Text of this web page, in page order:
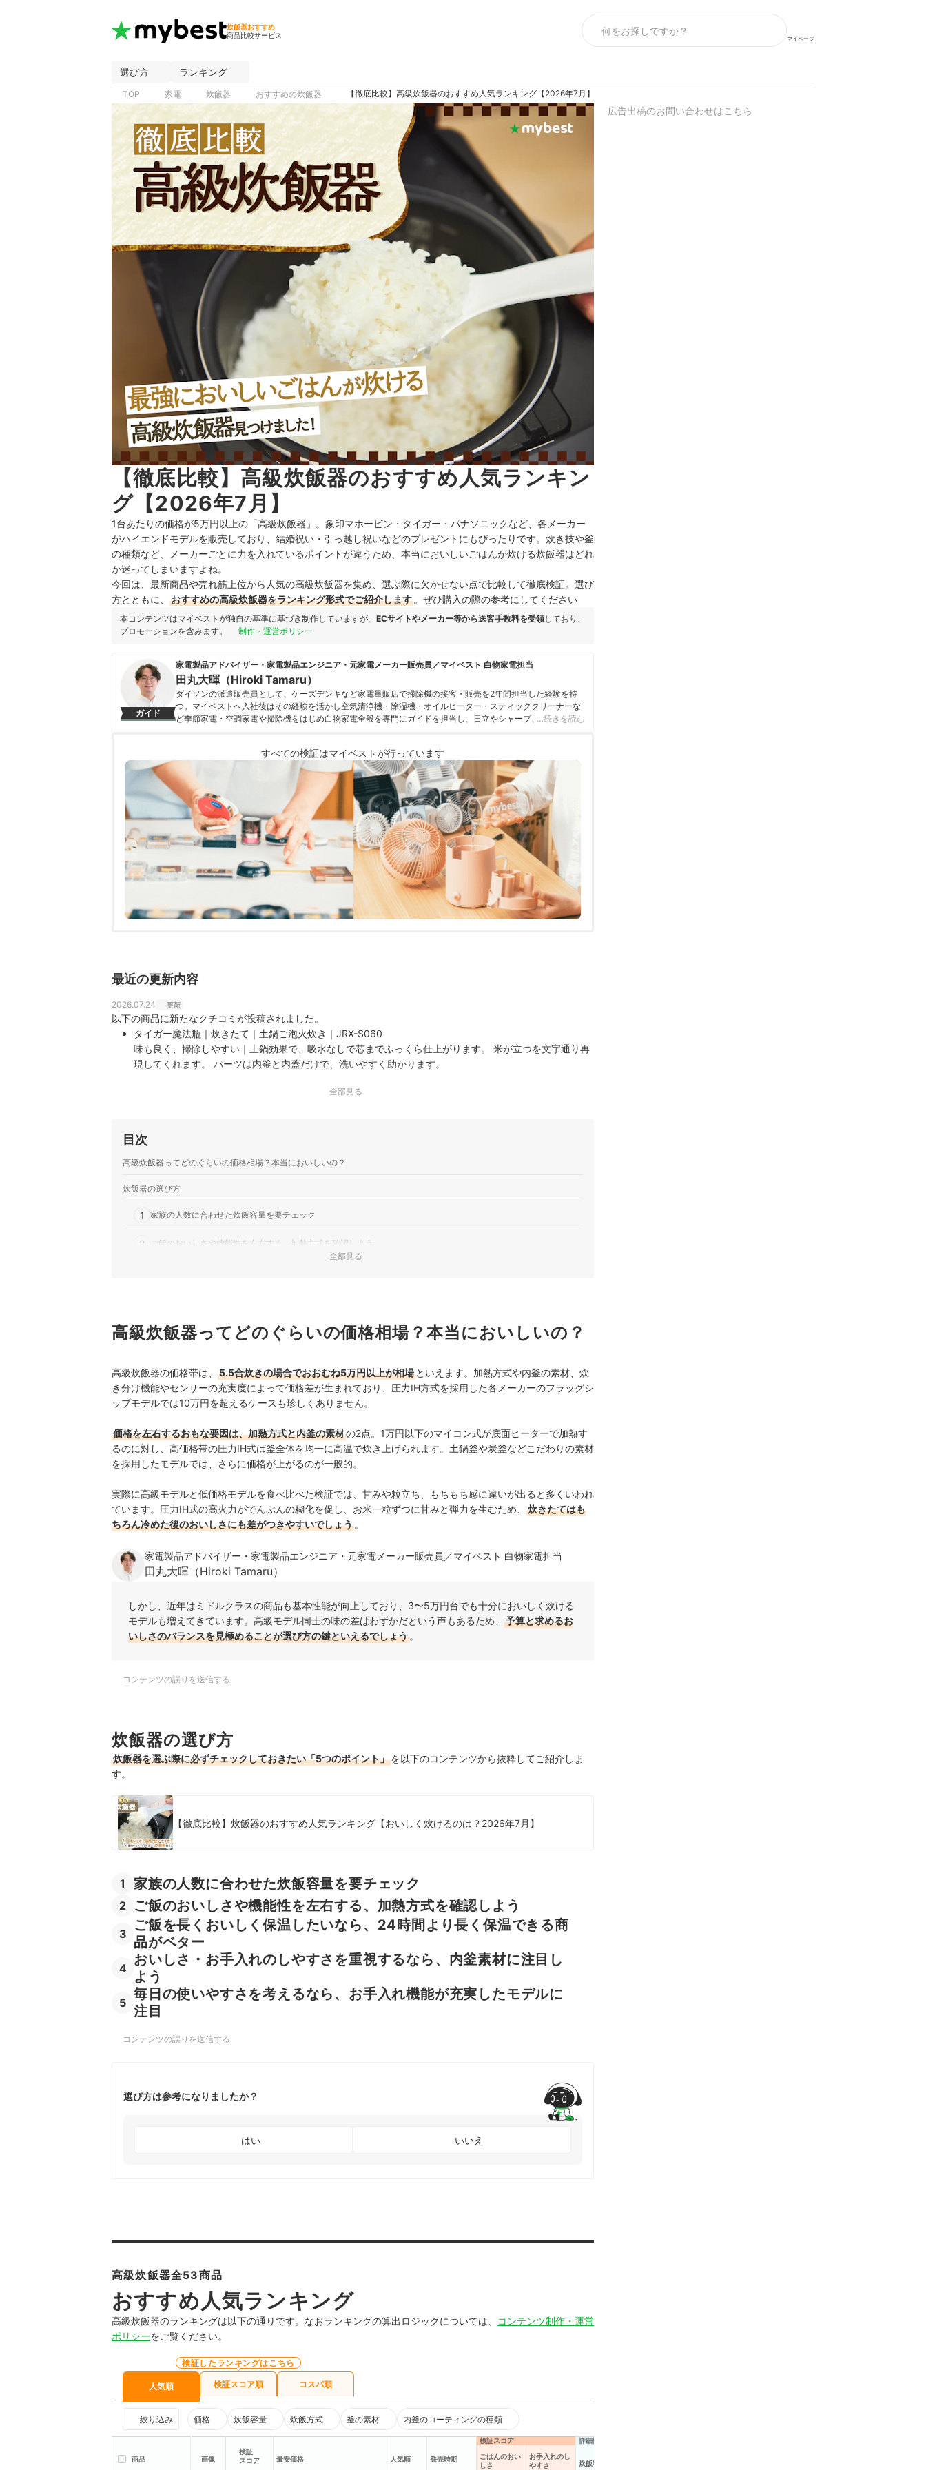
炊飯器おすすめ
商品比較サービス
マイページ
選び方 ランキング
TOP 家電 炊飯器 おすすめの炊飯器 【徹底比較】高級炊飯器のおすすめ人気ランキング【2026年7月】
【徹底比較】高級炊飯器のおすすめ人気ランキン
グ【2026年7月】
1台あたりの価格が5万円以上の「高級炊飯器」。象印マホービン・タイガー・パナソニックなど、各メーカー
がハイエンドモデルを販売しており、結婚祝い・引っ越し祝いなどのプレゼントにもぴったりです。炊き技や釜
の種類など、メーカーごとに力を入れているポイントが違うため、本当においしいごはんが炊ける炊飯器はどれ
か迷ってしまいますよね。
今回は、最新商品や売れ筋上位から人気の高級炊飯器を集め、選ぶ際に欠かせない点で比較して徹底検証。選び
方とともに、
おすすめの高級炊飯器をランキング形式でご紹介します 。ぜひ購入の際の参考にしてください
本コンテンツはマイベストが独自の基準に基づき制作していますが、 ECサイトやメーカー等から送客手数料を受領しており、
プロモーションを含みます。
制作・運営ポリシー
ガイド
家電製品アドバイザー・家電製品エンジニア・元家電メーカー販売員／マイベスト 白物家電担当
田丸大暉（Hiroki Tamaru）
ダイソンの派遣販売員として、ケーズデンキなど家電量販店で掃除機の接客・販売を2年間担当した経験を持
つ。マイベストへ入社後はその経験を活かし空気清浄機・除湿機・オイルヒーター・スティッククリーナーな
ど季節家電・空調家電や掃除機をはじめ白物家電全般を専門にガイドを担当し、日立やシャープ、パナソニッ
エネ性能やお手入れのしやすさまでひとつひとつ丁寧に確認しながらコンテンツ制作を行う。
田丸大暉（Hiroki Tamaru）のプロフィール
…続きを読む
すべての検証はマイベストが行っています
最近の更新内容
2026.07.24 更新
以下の商品に新たなクチコミが投稿されました。
タイガー魔法瓶｜炊きたて｜土鍋ご泡火炊き｜JRX-S060
味も良く、掃除しやすい｜土鍋効果で、吸水なしで芯までふっくら仕上がります。 米が立つを文字通り再
現してくれます。 パーツは内釜と内蓋だけで、洗いやすく助かります。
全部見る
目次
高級炊飯器ってどのぐらいの価格相場？本当においしいの？
炊飯器の選び方
1 家族の人数に合わせた炊飯容量を要チェック
2 ご飯のおいしさや機能性を左右する、加熱方式を確認しよう
5 毎日の使いやすさを考えるなら、お手入れ機能が充実したモデルに注目
売れ筋の人気高級炊飯器全10商品を徹底比較！
高級炊飯器の売れ筋ランキングもチェック！
全部見る
高級炊飯器ってどのぐらいの価格相場？本当においしいの？
高級炊飯器の価格帯は、 5.5合炊きの場合でおおむね5万円以上が相場 といえます。加熱方式や内釜の素材、炊
き分け機能やセンサーの充実度によって価格差が生まれており、圧力IH方式を採用した各メーカーのフラッグシ
ップモデルでは10万円を超えるケースも珍しくありません。
価格を左右するおもな要因は、加熱方式と内釜の素材の2点。1万円以下のマイコン式が底面ヒーターで加熱す
るのに対し、高価格帯の圧力IH式は釜全体を均一に高温で炊き上げられます。土鍋釜や炭釜などこだわりの素材
を採用したモデルでは、さらに価格が上がるのが一般的。
実際に高級モデルと低価格モデルを食べ比べた検証では、甘みや粒立ち、もちもち感に違いが出ると多くいわれ
ています。圧力IH式の高火力がでんぷんの糊化を促し、お米一粒ずつに甘みと弾力を生むため、
炊きたてはも
ちろん冷めた後のおいしさにも差がつきやすいでしょう 。
家電製品アドバイザー・家電製品エンジニア・元家電メーカー販売員／マイベスト 白物家電担当
田丸大暉（Hiroki Tamaru）
しかし、近年はミドルクラスの商品も基本性能が向上しており、3〜5万円台でも十分においしく炊ける
モデルも増えてきています。高級モデル同士の味の差はわずかだという声もあるため、
予算と求めるお
いしさのバランスを見極めることが選び方の鍵といえるでしょう 。
コンテンツの誤りを送信する
炊飯器の選び方
炊飯器を選ぶ際に必ずチェックしておきたい「5つのポイント」を以下のコンテンツから抜粋してご紹介しま
す。
【徹底比較】炊飯器のおすすめ人気ランキング【おいしく炊けるのは？2026年7月】
1 家族の人数に合わせた炊飯容量を要チェック
2 ご飯のおいしさや機能性を左右する、加熱方式を確認しよう
3
ご飯を長くおいしく保温したいなら、24時間より長く保温できる商
品がベター
4
おいしさ・お手入れのしやすさを重視するなら、内釜素材に注目し
よう
5
毎日の使いやすさを考えるなら、お手入れ機能が充実したモデルに
注目
コンテンツの誤りを送信する
選び方は参考になりましたか？
はい いいえ
高級炊飯器全53商品
おすすめ人気ランキング
高級炊飯器のランキングは以下の通りです。なおランキングの算出ロジックについては、
コンテンツ制作・運営
ポリシーをご覧ください。
人気順
検証したランキングはこちら
検証スコア順 コスパ順
絞り込み 価格 炊飯容量 炊飯方式 釜の素材 内釜のコーティングの種類
商品 画像
検証
スコア
最安価格 人気順 発売時期
検証スコア
詳細情報
ごはんのおい
しさ
お手入れのし
やすさ
炊飯容量
広告出稿のお問い合わせはこちら